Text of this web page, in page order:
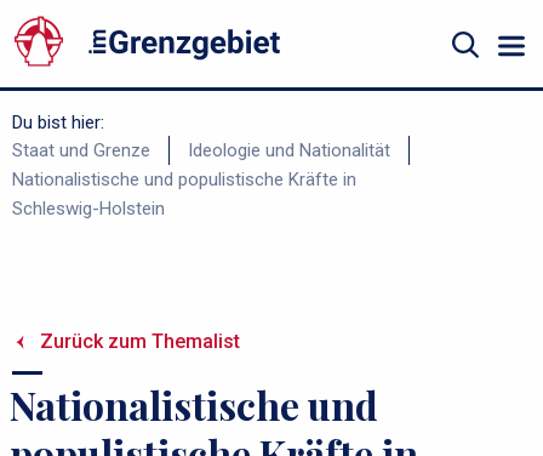
til
hovedindhold
Suche
Du bist hier:
Staat und Grenze
Ideologie und Nationalität
Nationalistische und populistische Kräfte in
Schleswig-Holstein
Zurück zum Themalist
Nationalistische und